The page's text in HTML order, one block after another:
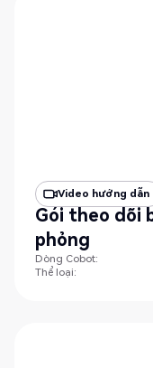
Video hướng dẫn
Gói theo dõi
phỏng
Dòng Cobot:
Thể loại: